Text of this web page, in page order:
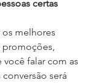
certas
falar com as
conversão será